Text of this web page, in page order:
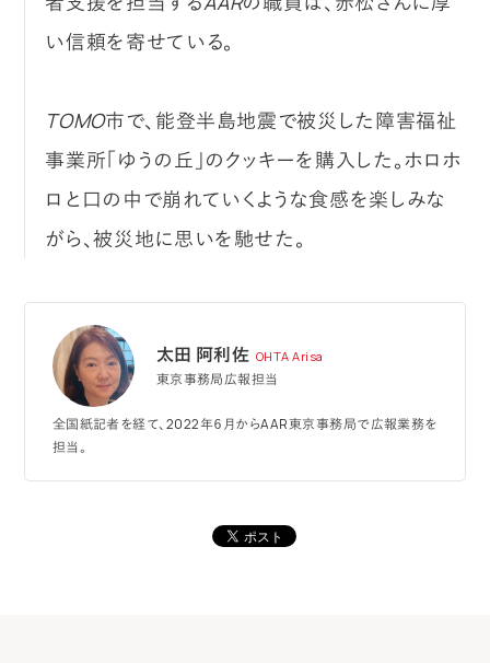
い信頼を寄せている。
TOMO市で、能登半島地震で被災した障害福祉
事業所「ゆうの丘」のクッキーを購入した。ホロホ
ロと口の中で崩れていくような食感を楽しみな
がら、被災地に思いを馳せた。
太田 阿利佐 OHTA Arisa
東京事務局広報担当
全国紙記者を経て、2022年６月からAAR東京事務局で広報業務を
担当。